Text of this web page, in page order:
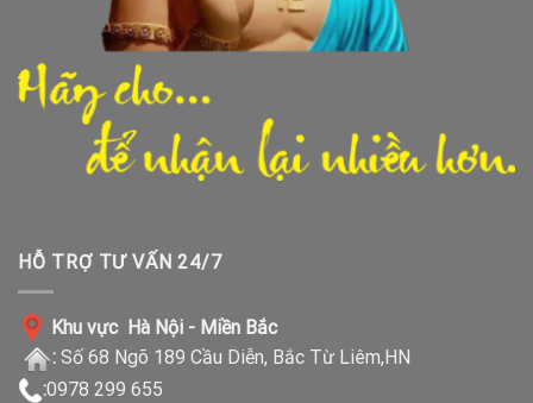
HỖ TRỢ TƯ VẤN 24/7
Khu vực Hà Nội - Miền Bắc
: Số 68 Ngõ 189 Cầu Diễn, Bắc Từ Liêm,HN
:0978 299 655